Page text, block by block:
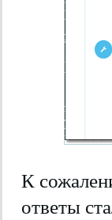
К
ответы